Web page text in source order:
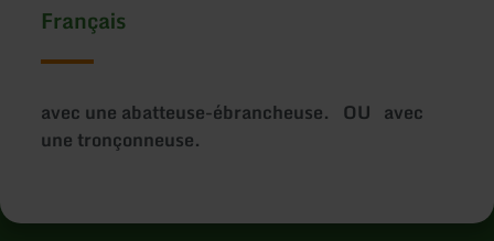
Français
avec une abatteuse-ébrancheuse. OU avec
une tronçonneuse.